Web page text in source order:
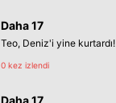
Daha 17
Teo, Deniz'i yine kurtardı!
0 kez izlendi
Daha 17